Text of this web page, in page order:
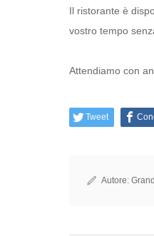
Il ristorante è
vostro tempo
Attendiamo con
Tweet
Autore: